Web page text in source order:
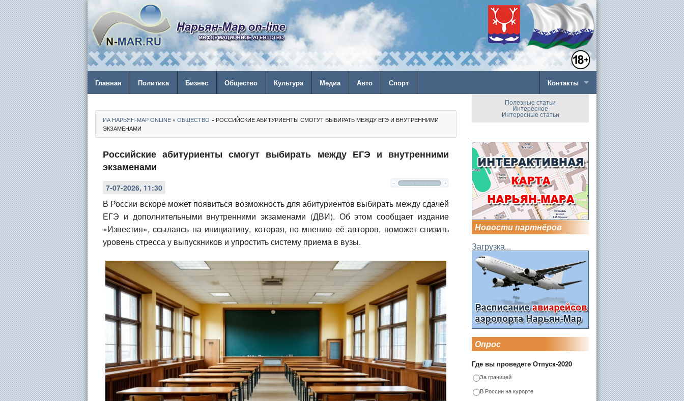
Главная Политика Бизнес Общество Культура Медиа Авто Спорт Контакты
ИА НАРЬЯН-МАР ONLINE » ОБЩЕСТВО » РОССИЙСКИЕ АБИТУРИЕНТЫ СМОГУТ ВЫБИРАТЬ МЕЖДУ ЕГЭ И ВНУТРЕННИМИ
ЭКЗАМЕНАМИ
Российские абитуриенты смогут выбирать между ЕГЭ и внутренними
экзаменами
7-07-2026, 11:30
В России вскоре может появиться возможность для абитуриентов выбирать между сдачей
ЕГЭ и дополнительными внутренними экзаменами (ДВИ). Об этом сообщает издание
«Известия», ссылаясь на инициативу, которая, по мнению её авторов, поможет снизить
уровень стресса у выпускников и упростить систему приема в вузы.
Полезные статьи
Интересное
Интересные статьи
Новости партнёров
Загрузка...
Опрос
Где вы проведете Отпуск-2020
За границей
В России на курорте